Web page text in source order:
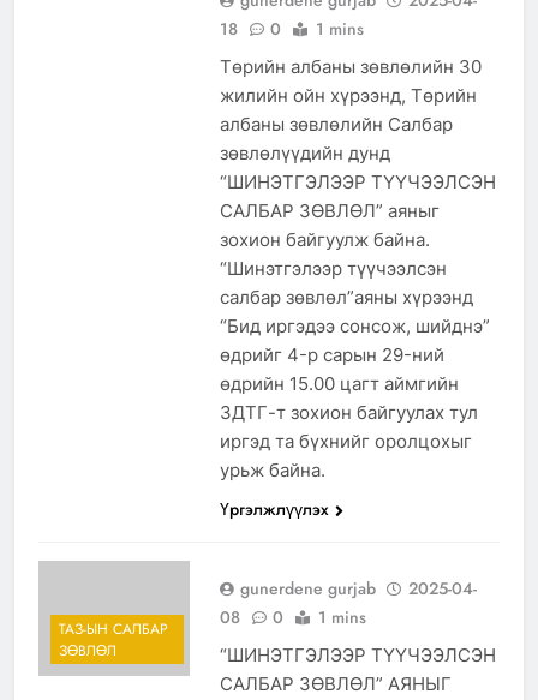
18
0 1 mins
Төрийн албаны зөвлөлийн 30
жилийн ойн хүрээнд, Төрийн
албаны зөвлөлийн Салбар
зөвлөлүүдийн дунд
“ШИНЭТГЭЛЭЭР ТҮҮЧЭЭЛСЭН
САЛБАР ЗӨВЛӨЛ” аяныг
зохион байгуулж байна.
“Шинэтгэлээр түүчээлсэн
салбар зөвлөл”аяны хүрээнд
“Бид иргэдээ сонсож, шийднэ”
өдрийг 4-р сарын 29-ний
өдрийн 15.00 цагт аймгийн
ЗДТГ-т зохион байгуулах тул
иргэд та бүхнийг оролцохыг
урьж байна.
Үргэлжлүүлэх
ТАЗ-ЫН САЛБАР
ЗӨВЛӨЛ
gunerdene gurjab
2025-04-
08
0 1 mins
“ШИНЭТГЭЛЭЭР ТҮҮЧЭЭЛСЭН
САЛБАР ЗӨВЛӨЛ” АЯНЫГ